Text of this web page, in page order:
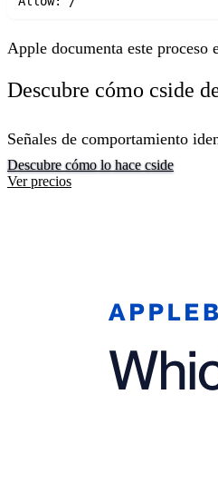
Apple documenta este
Descubre cómo cside
Señales de comportamiento
Descubre cómo lo hace cside
Ver precios